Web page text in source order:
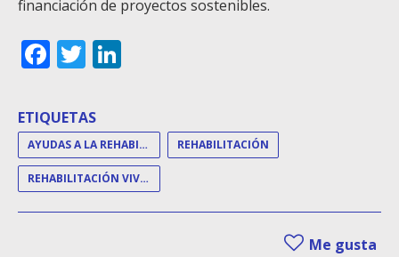
financiación de proyectos sostenibles.
Facebook
Twitter
ETIQUETAS
AYUDAS A LA REHABILITACIÓN REHABILITACIÓN
REHABILITACIÓN VIVIENDAS
Me gusta